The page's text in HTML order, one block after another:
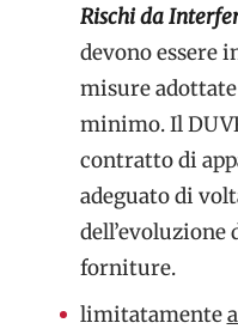
Rischi da
devono essere
misure
minimo. Il
contratto di
adeguato di
dell’evoluzione
forniture.
limitatamente